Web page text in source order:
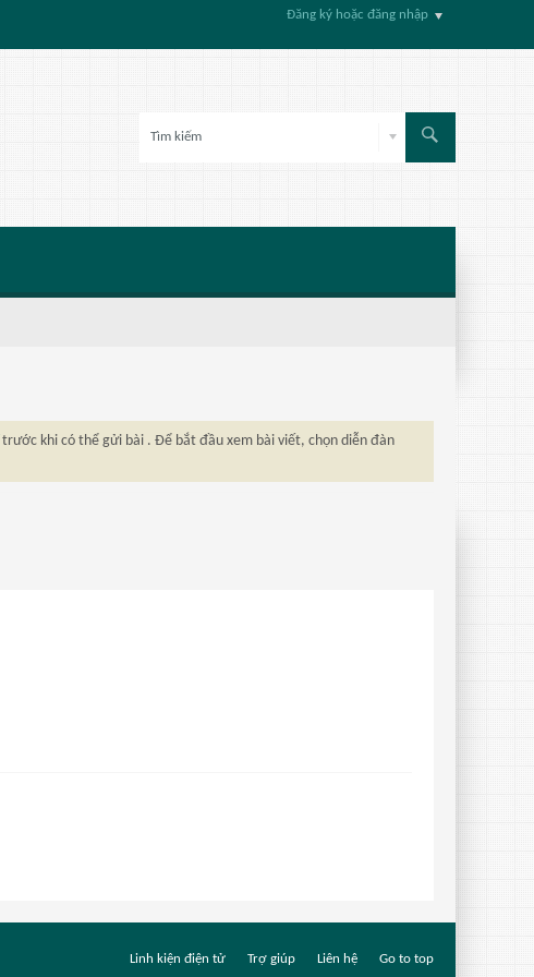
Đăng ký hoặc đăng nhập
trước khi có thể gửi bài . Để bắt đầu xem bài viết, chọn diễn đàn
Linh kiện điện tử Trợ giúp Liên hệ Go to top